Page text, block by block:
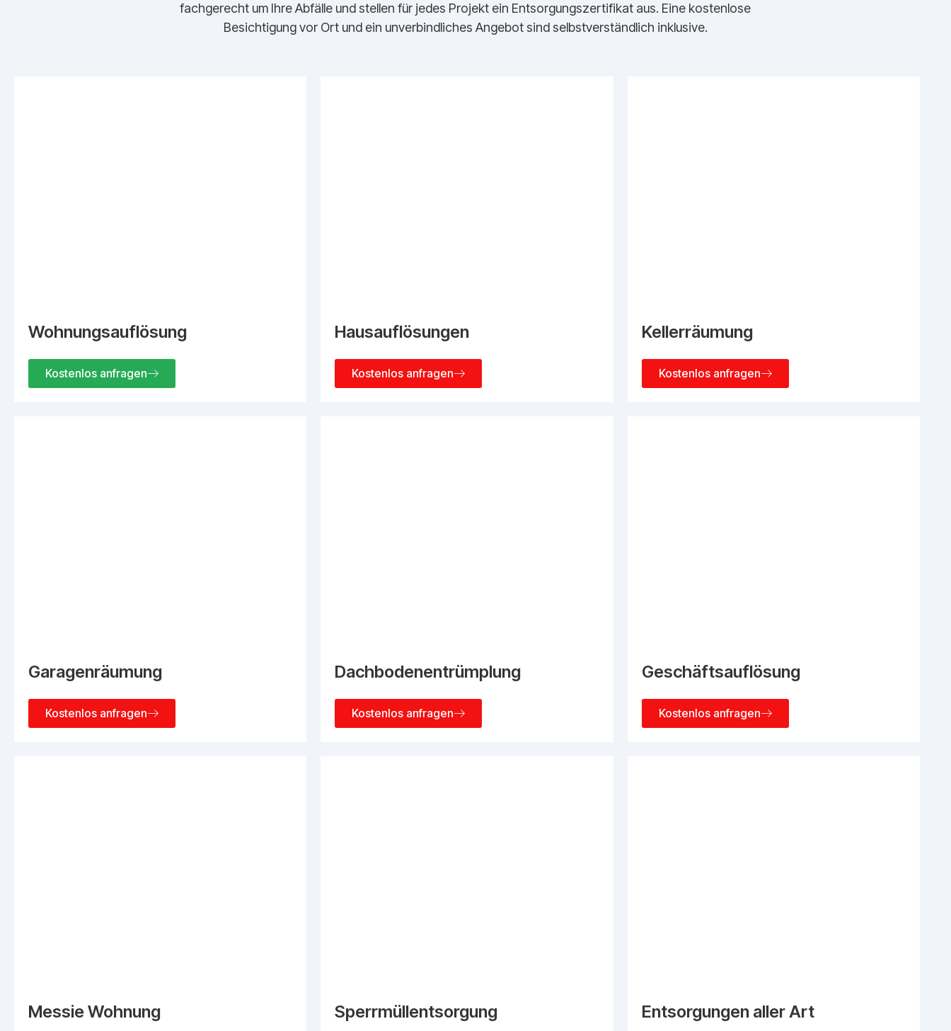
fachgerecht um Ihre Abfälle und stellen für jedes Projekt ein Entsorgungszertifikat aus. Eine kostenlose
Besichtigung vor Ort und ein unverbindliches Angebot sind selbstverständlich inklusive.
Wohnungsauflösung
Kostenlos anfragen
Hausauflösungen
Kostenlos anfragen
Kellerräumung
Kostenlos anfragen
Garagenräumung
Kostenlos anfragen
Dachbodenentrümplung
Kostenlos anfragen
Geschäftsauflösung
Kostenlos anfragen
Messie Wohnung Sperrmüllentsorgung Entsorgungen aller Art